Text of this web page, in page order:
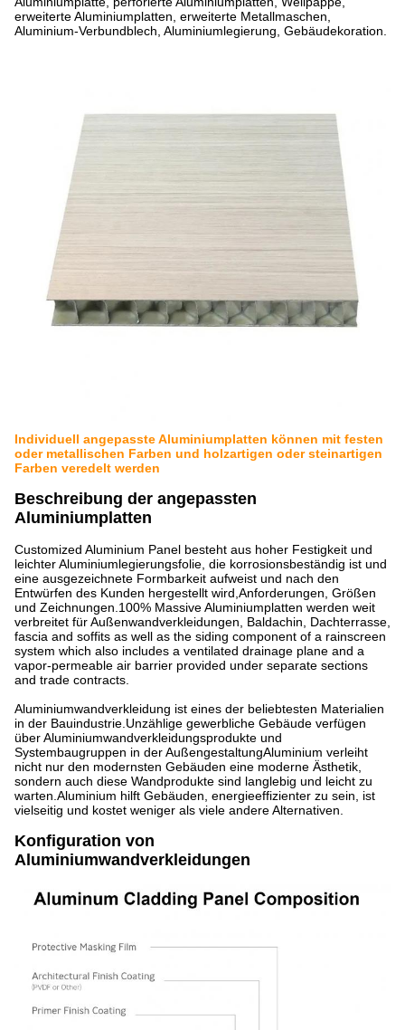
erweiterte Aluminiumplatten, erweiterte Metallmaschen,
Aluminium-Verbundblech, Aluminiumlegierung, Gebäudekoration.
Individuell angepasste Aluminiumplatten können mit festen
oder metallischen Farben und holzartigen oder steinartigen
Farben veredelt werden
Beschreibung der angepassten
Aluminiumplatten
Customized Aluminium Panel besteht aus hoher Festigkeit und
leichter Aluminiumlegierungsfolie, die korrosionsbeständig ist und
eine ausgezeichnete Formbarkeit aufweist und nach den
Entwürfen des Kunden hergestellt wird,Anforderungen, Größen
und Zeichnungen.100% Massive Aluminiumplatten werden weit
verbreitet für Außenwandverkleidungen, Baldachin, Dachterrasse,
fascia and soffits as well as the siding component of a rainscreen
system which also includes a ventilated drainage plane and a
vapor-permeable air barrier provided under separate sections
and trade contracts.
Aluminiumwandverkleidung ist eines der beliebtesten Materialien
in der Bauindustrie.Unzählige gewerbliche Gebäude verfügen
über Aluminiumwandverkleidungsprodukte und
Systembaugruppen in der AußengestaltungAluminium verleiht
nicht nur den modernsten Gebäuden eine moderne Ästhetik,
sondern auch diese Wandprodukte sind langlebig und leicht zu
warten.Aluminium hilft Gebäuden, energieeffizienter zu sein, ist
vielseitig und kostet weniger als viele andere Alternativen.
Konfiguration von
Aluminiumwandverkleidungen